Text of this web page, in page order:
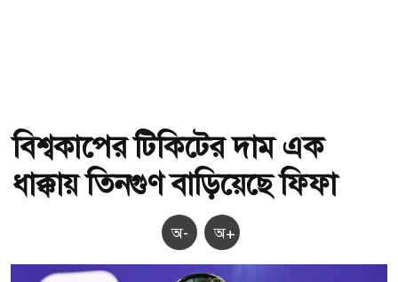
বিশ্বকাপের টিকিটের দাম এক
ধাক্কায় তিনগুণ বাড়িয়েছে ফিফা
অ- অ+